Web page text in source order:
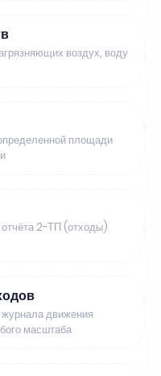
воздух, воду
площади
2-ТП (отходы)
движения
масштаба